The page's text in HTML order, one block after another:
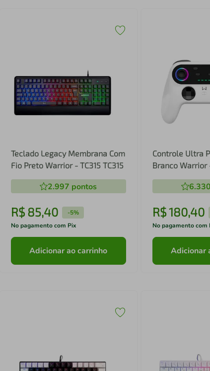
Teclado Legacy Membrana Com
Fio Preto Warrior - TC315 TC315
2.997 pontos
R$ 85,40 -5%
No pagamento com Pix
Adicionar ao carrinho
Controle Ultra
Branco Warrior
JS0092
6.330
R$180,40
No pagamento com
Adicionar